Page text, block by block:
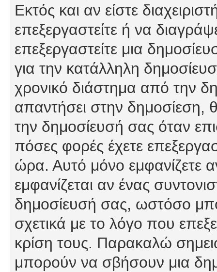
Εκτός και αν είστε
επεξεργαστείτε ή να
επεξεργαστείτε μια
για την κατάλληλη
χρονικό διάστημα από την
απαντήσει στην δημοσίεση,
την δημοσίευσή σας όταν
πόσες φορές έχετε
ώρα. Αυτό μόνο εμφανίζετε
εμφανίζεται αν ένας
δημοσίευσή σας, ωστόσο
σχετικά με το λόγο που
κρίση τους. Παρακαλώ
μπορούν να σβήσουν μια